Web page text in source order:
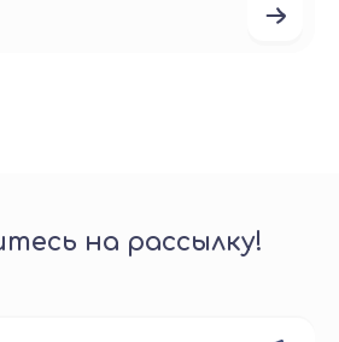
на рассылку!